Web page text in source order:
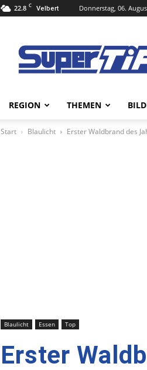
22.8 C Velbert Donnerstag, 06.
Tipp
Online
REGION THEMEN
Start Blaulicht Erster Waldbrand des
Blaulicht Essen Top
Erster